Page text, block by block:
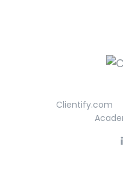
Clientify.com